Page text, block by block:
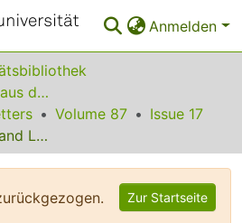
Anmelden
Sonstige Volltexte aus dem Bibliotheksangebot
Volume 87
Issue 17
Reply: Bratkovsky and Levanyuk
Zur Startseite